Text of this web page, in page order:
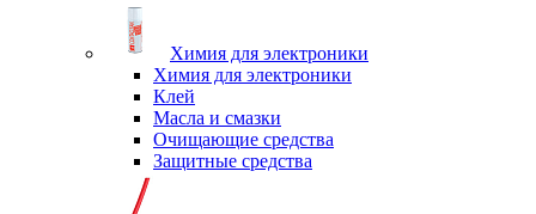
Химия для электроники
Химия для электроники
Клей
Масла и смазки
Очищающие средства
Защитные средства